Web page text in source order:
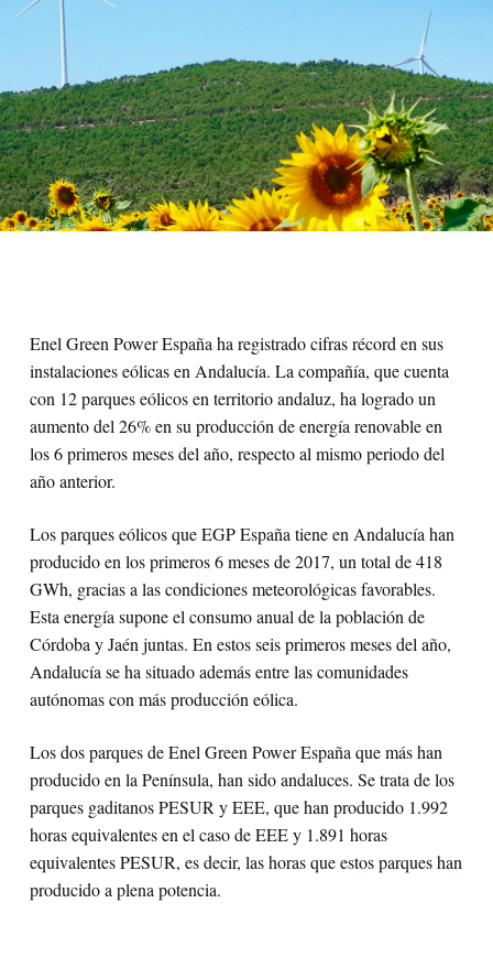
Enel Green Power España ha registrado cifras récord en sus
instalaciones eólicas en Andalucía. La compañía, que cuenta
con 12 parques eólicos en territorio andaluz, ha logrado un
aumento del 26% en su producción de energía renovable en
los 6 primeros meses del año, respecto al mismo periodo del
año anterior.
Los parques eólicos que EGP España tiene en Andalucía han
producido en los primeros 6 meses de 2017, un total de 418
GWh, gracias a las condiciones meteorológicas favorables.
Esta energía supone el consumo anual de la población de
Córdoba y Jaén juntas. En estos seis primeros meses del año,
Andalucía se ha situado además entre las comunidades
autónomas con más producción eólica.
Los dos parques de Enel Green Power España que más han
producido en la Península, han sido andaluces. Se trata de los
parques gaditanos PESUR y EEE, que han producido 1.992
horas equivalentes en el caso de EEE y 1.891 horas
equivalentes PESUR, es decir, las horas que estos parques han
producido a plena potencia.